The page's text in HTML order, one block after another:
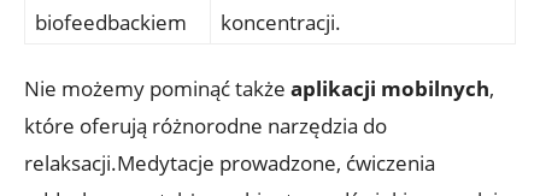
biofeedbackiem
koncentracji.
Nie możemy pominąć także aplikacji mobilnych,
które oferują różnorodne narzędzia do
relaksacji.Medytacje prowadzone, ćwiczenia